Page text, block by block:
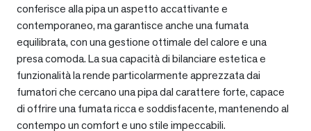
conferisce alla pipa un aspetto accattivante e
contemporaneo, ma garantisce anche una fumata
equilibrata, con una gestione ottimale del calore e una
presa comoda. La sua capacità di bilanciare estetica e
funzionalità la rende particolarmente apprezzata dai
fumatori che cercano una pipa dal carattere forte, capace
di offrire una fumata ricca e soddisfacente, mantenendo al
contempo un comfort e uno stile impeccabili.